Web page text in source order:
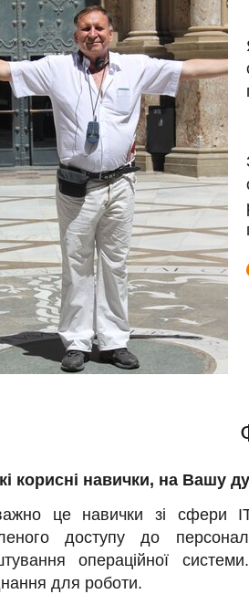
корисні навички, на Вашу
це навички зі сфери
доступу до
операційної
для роботи.